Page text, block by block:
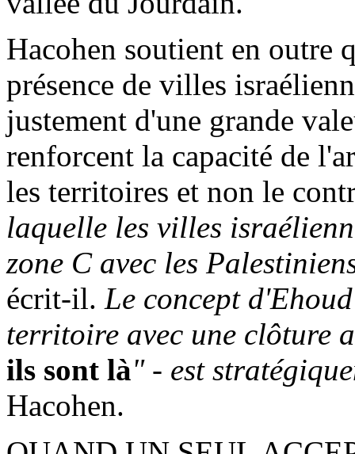
Hacohen soutient en outre
présence de villes
justement d'une grande
renforcent la capacité de
les territoires et non le
laquelle les villes
zone C avec les
écrit-il. Le concept d'Ehoud
territoire avec une clôture
ils sont là" - est
Hacohen.